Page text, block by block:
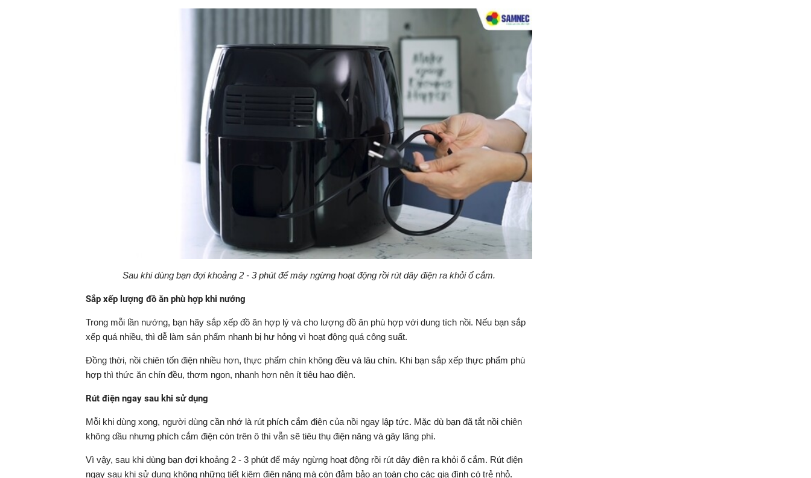
Sau khi dùng bạn đợi khoảng 2 - 3 phút để máy ngừng hoạt động rồi rút dây điện ra khỏi ổ cắm.
Sắp xếp lượng đồ ăn phù hợp khi nướng
Trong mỗi lần nướng, bạn hãy sắp xếp đồ ăn hợp lý và cho lượng đồ ăn phù hợp với dung tích nồi. Nếu bạn sắp
xếp quá nhiều, thì dễ làm sản phẩm nhanh bị hư hỏng vì hoạt động quá công suất.
Đồng thời, nồi chiên tốn điện nhiều hơn, thực phẩm chín không đều và lâu chín. Khi bạn sắp xếp thực phẩm phù
hợp thì thức ăn chín đều, thơm ngon, nhanh hơn nên ít tiêu hao điện.
Rút điện ngay sau khi sử dụng
Mỗi khi dùng xong, người dùng cần nhớ là rút phích cắm điện của nồi ngay lập tức. Mặc dù bạn đã tắt nồi chiên
không dầu nhưng phích cắm điện còn trên ô thì vẫn sẽ tiêu thụ điện năng và gây lãng phí.
Vì vậy, sau khi dùng bạn đợi khoảng 2 - 3 phút để máy ngừng hoạt động rồi rút dây điện ra khỏi ổ cắm. Rút điện
ngay sau khi sử dụng không những tiết kiệm điện năng mà còn đảm bảo an toàn cho các gia đình có trẻ nhỏ.